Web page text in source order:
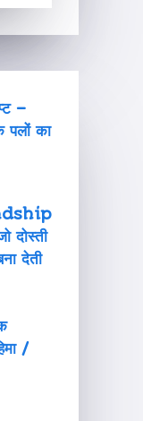
–
पलों का
दोस्ती
देती
/